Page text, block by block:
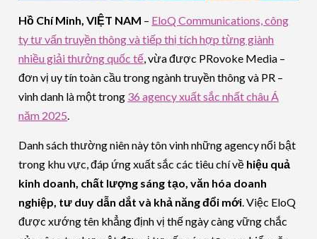
Hồ Chí Minh, VIỆT NAM – EloQ Communications, công
ty tư vấn truyền thông và tiếp thị tích hợp từng giành
nhiều giải thưởng quốc tế , vừa được PRovoke Media –
đơn vị uy tín toàn cầu trong ngành truyền thông và PR –
vinh danh là một trong 36 agency xuất sắc nhất châu Á
năm 2025
Danh sách thường niên này tôn vinh những agency nổi bật
trong khu vực, đáp ứng xuất sắc các tiêu chí về hiệu quả
kinh doanh, chất lượng sáng tạo, văn hóa doanh
nghiệp, tư duy dẫn dắt và khả năng đổi mới . Việc EloQ
được xướng tên khẳng định vị thế ngày càng vững chắc